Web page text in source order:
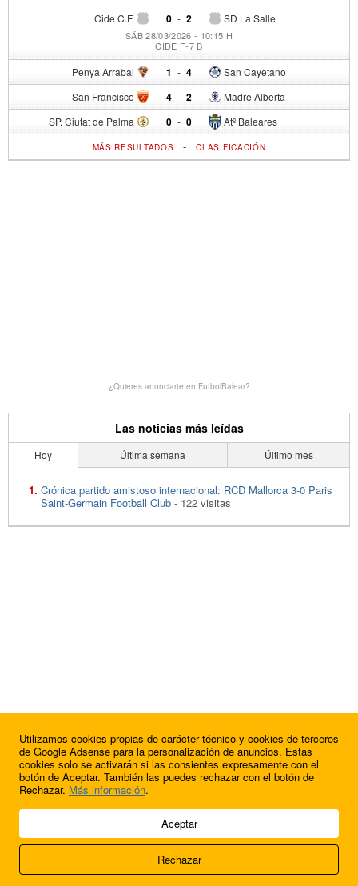
Cide C.F. 0 - SD La Salle
2
SÁB 28/03/2026 - 10:15 H
CIDE F-7 B
Penya Arrabal 1 - San Cayetano
4
San Francisco 4 - Madre Alberta
2
SP. Ciutat de Palma 0 - Atº Baleares
0
MÁS RESULTADOS -CLASIFICACIÓN
¿Quieres anunciarte en FutbolBalear?
Las noticias más leídas
Hoy Última semana Último mes
Crónica partido amistoso internacional: RCD Mallorca 3-0 Paris
Saint-Germain Football Club - 122 visitas
© 2009 - 2026 Soluciones Corporativas IP, SL.
Acerca de nosotros
FútbolBalear
Utilizamos cookies propias de carácter técnico y cookies de terceros
de Google Adsense para la personalización de anuncios. Estas
cookies solo se activarán si las consientes expresamente con el
botón de Aceptar. También las puedes rechazar con el botón de
Rechazar. Más información.
Aceptar
Rechazar